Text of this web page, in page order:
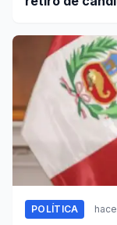
POLÍTICA